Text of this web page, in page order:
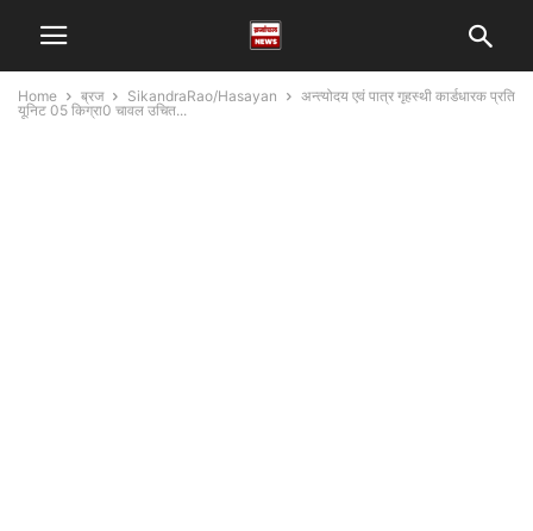
Home ब्रज SikandraRao/Hasayan
अन्त्योदय एवं पात्र गृहस्थी कार्डधारक प्रति
यूनिट 05 किग्रा0 चावल उचित...